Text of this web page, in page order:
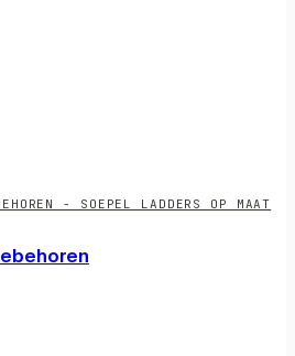
- SOEPEL LADDERS OP MAAT